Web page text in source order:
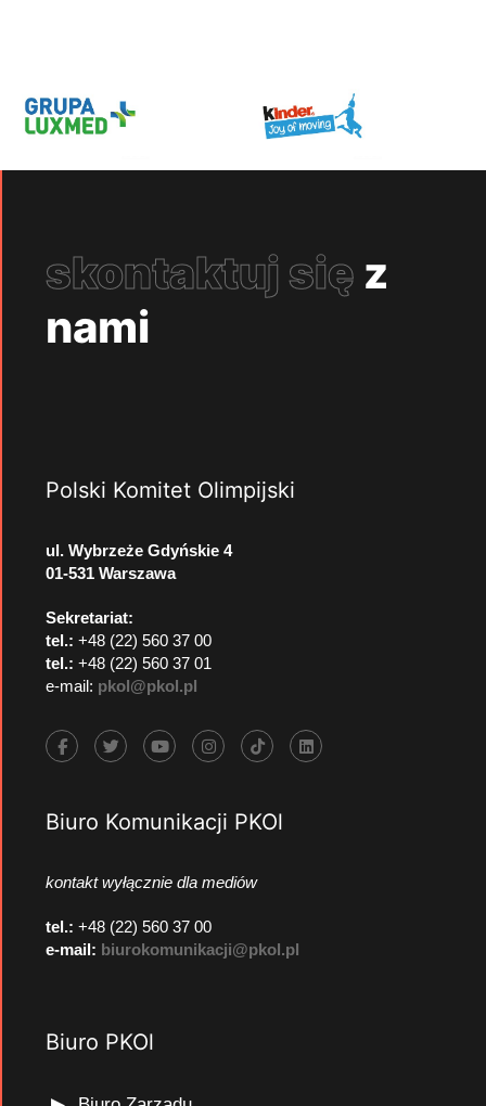
skontaktuj się z
nami
Polski Komitet Olimpijski
ul. Wybrzeże Gdyńskie 4
01-531 Warszawa
Sekretariat:
tel.: +48 (22) 560 37 00
tel.: +48 (22) 560 37 01
e-mail: pkol@pkol.pl
Biuro Komunikacji PKOl
kontakt wyłącznie dla mediów
tel.: +48 (22) 560 37 00
e-mail: biurokomunikacji@pkol.pl
Biuro PKOl